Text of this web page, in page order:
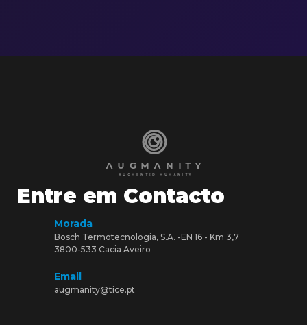
Entre em Contacto
Morada
Bosch Termotecnologia, S.A. -EN 16 - Km 3,7
3800-533 Cacia Aveiro
Email
augmanity@tice.pt